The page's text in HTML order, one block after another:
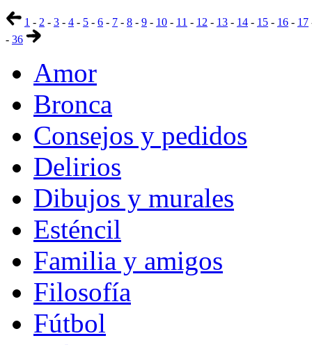
1 - 2 - 3 - 4 - 5 - 6 - 7 - 8 - 9 - 10 - 11 - 12 - 13 - 14 - 15 - 16 - 17
- 36
Amor
Bronca
Consejos y pedidos
Delirios
Dibujos y murales
Esténcil
Familia y amigos
Filosofía
Fútbol